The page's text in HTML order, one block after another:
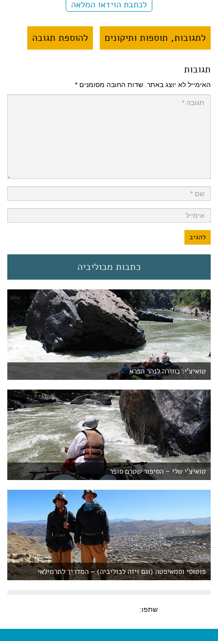
לכתבת הוידאו המלאה
לתגובות, תוספות ותיקונים להוספת תגובה
תגובות
האימייל לא יוצג באתר. שדות החובה מסומנים *
כתבות מבוליביה
טואיצ'י: בחזרה לנהר הפרא
טואיצ'י שלי – הסיפור שטרם סופר
פוטוסי וסמאיפטה (וגם ויזה לבוליביה) – המדריך לתרמילאי
שתפו: